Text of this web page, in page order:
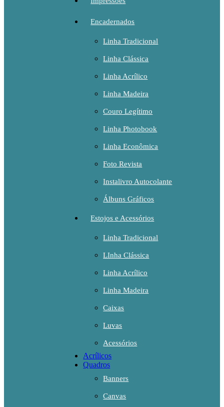
Encadernados
Linha Tradicional
Linha Clássica
Linha Acrílico
Linha Madeira
Couro Legítimo
Linha Photobook
Linha Econômica
Foto Revista
Instalivro Autocolante
Álbuns Gráficos
Estojos e Acessórios
Linha Tradicional
LInha Clássica
Linha Acrílico
Linha Madeira
Caixas
Luvas
Acessórios
Acrílicos
Quadros
Banners
Canvas